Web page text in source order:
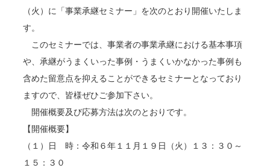
（火）に「事業承継セミナー」を次のとおり開催いたしま
す。
このセミナーでは、事業者の事業承継における基本事項
や、承継がうまくいった事例・うまくいかなかった事例も
含めた留意点を抑えることができるセミナーとなっており
ますので、皆様ぜひご参加下さい。
開催概要及び応募方法は次のとおりです。
【開催概要】
（１）日 時：令和６年１１月１９日（火）１３：３０～
１５：３０